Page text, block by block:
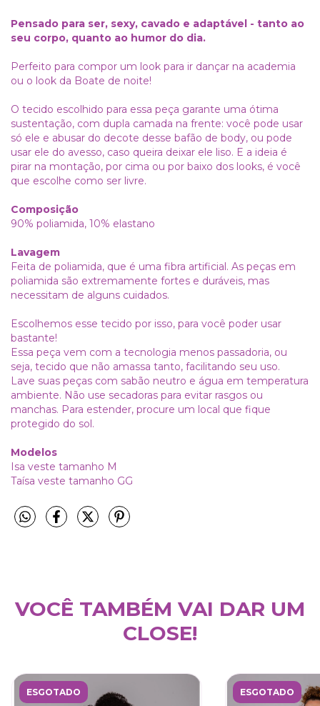
Pensado para ser, sexy, cavado e adaptável - tanto ao
seu corpo, quanto ao humor do dia.
Perfeito para compor um look para ir dançar na academia
ou o look da Boate de noite!
O tecido escolhido para essa peça garante uma ótima
sustentação, com dupla camada na frente: você pode usar
só ele e abusar do decote desse bafão de body, ou pode
usar ele do avesso, caso queira deixar ele liso. E a ideia é
pirar na montação, por cima ou por baixo dos looks, é você
que escolhe como ser livre.
Composição
90% poliamida, 10% elastano
Lavagem
Feita de poliamida, que é uma fibra artificial. As peças em
poliamida são extremamente fortes e duráveis, mas
necessitam de alguns cuidados.
Escolhemos esse tecido por isso, para você poder usar
bastante!
Essa peça vem com a tecnologia menos passadoria, ou
seja, tecido que não amassa tanto, facilitando seu uso.
Lave suas peças com sabão neutro e água em temperatura
ambiente. Não use secadoras para evitar rasgos ou
manchas. Para estender, procure um local que fique
protegido do sol.
Modelos
Isa veste tamanho M
Taísa veste tamanho GG
VOCÊ TAMBÉM VAI DAR UM
CLOSE!
ESGOTADO ESGOTADO